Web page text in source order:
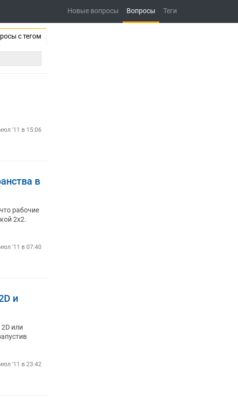
Новые вопросы Вопросы Теги
с тегом
'11 в 15:06
в
рабочие
2x2.
'11 в 07:40
и
или
'11 в 23:42